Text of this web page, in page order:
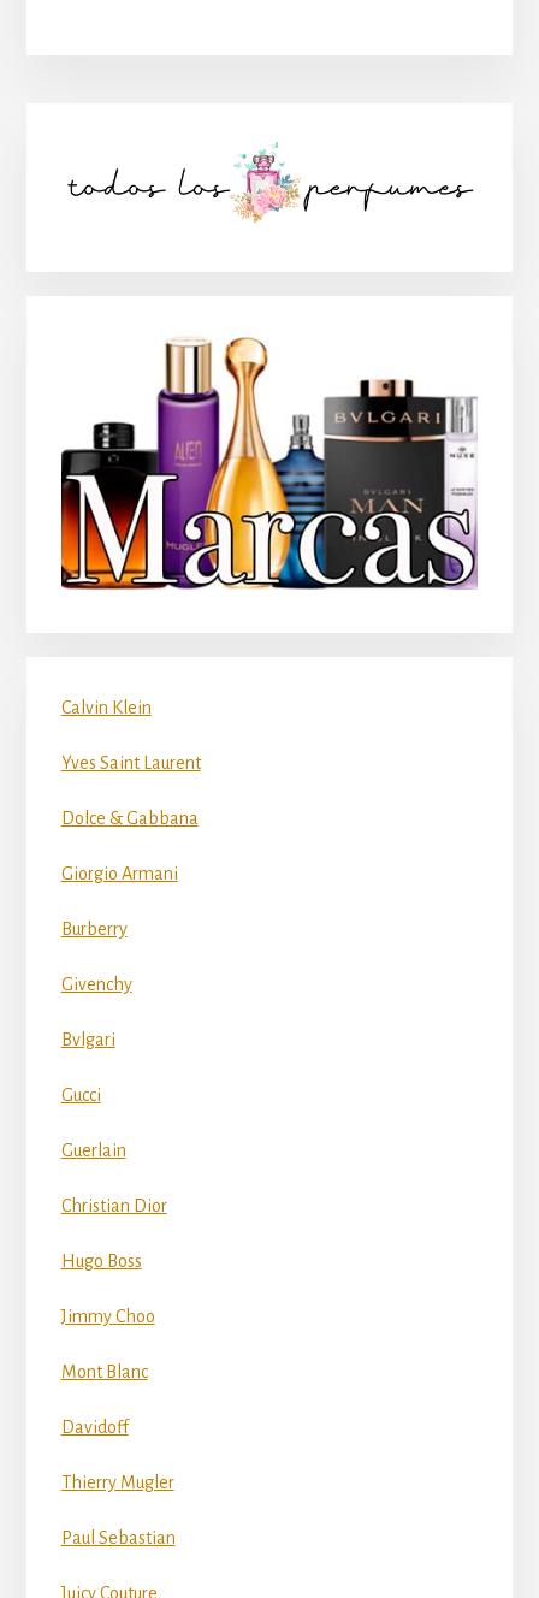
lateral
Calvin Klein
Yves Saint Laurent
Dolce & Gabbana
Giorgio Armani
Burberry
Givenchy
Bvlgari
Gucci
Guerlain
Christian Dior
Hugo Boss
Jimmy Choo
Mont Blanc
Davidoff
Thierry Mugler
Paul Sebastian
Juicy Couture